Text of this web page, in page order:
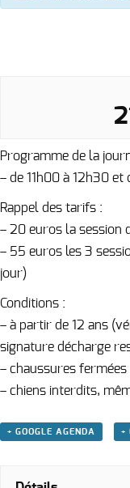
Programme de la
– de 11h00 à 12h30
Rappel des tarifs :
– 20 euros la session
– 55 euros les 3
jour)
Conditions :
– à partir de 12 ans
signature décharge
– chaussures
– chiens interdits,
+ GOOGLE AGENDA +